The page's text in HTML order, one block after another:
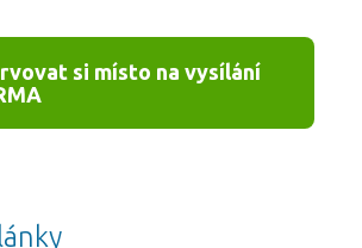
si místo na vysílání